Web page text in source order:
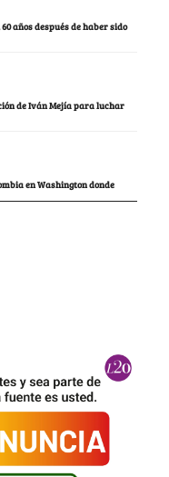
años después de haber sido
de Iván Mejía para luchar
en Washington donde